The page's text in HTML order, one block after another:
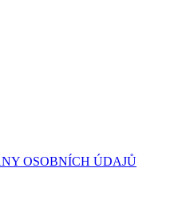
OSOBNÍCH ÚDAJŮ